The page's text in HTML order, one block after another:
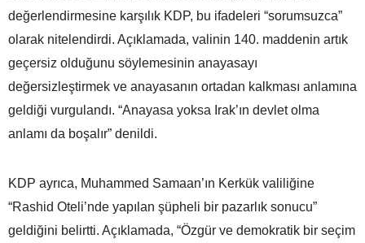
değerlendirmesine karşılık KDP, bu ifadeleri “sorumsuzca”
olarak nitelendirdi. Açıklamada, valinin 140. maddenin artık
geçersiz olduğunu söylemesinin anayasayı
değersizleştirmek ve anayasanın ortadan kalkması anlamına
geldiği vurgulandı. “Anayasa yoksa Irak’ın devlet olma
anlamı da boşalır” denildi.
KDP ayrıca, Muhammed Samaan’ın Kerkük valiliğine
“Rashid Oteli’nde yapılan şüpheli bir pazarlık sonucu”
geldiğini belirtti. Açıklamada, “Özgür ve demokratik bir seçim